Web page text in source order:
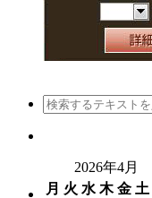
2026年4月
月 火 水 木 金 土